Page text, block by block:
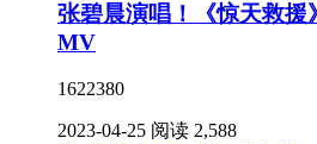
张碧晨演唱！《惊天救援
MV
1622380
2023-04-25 阅读 2,588